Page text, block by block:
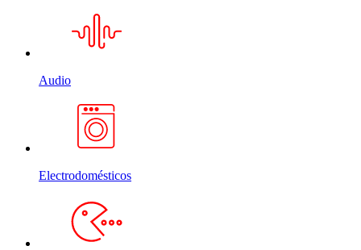
Audio
Electrodomésticos